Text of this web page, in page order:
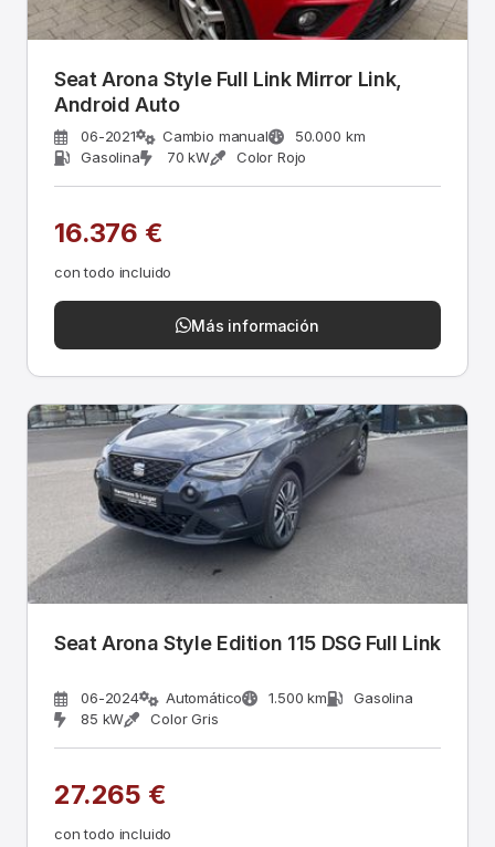
Seat Arona Style Full Link Mirror Link,
Android Auto
06-2021 Cambio manual
50.000 km
Gasolina
70 kW Color Rojo
16.376 €
con todo incluido
Más información
Seat Arona Style Edition 115 DSG Full Link
06-2024 Automático 1.500 km
Gasolina
85 kW
Color Gris
27.265 €
con todo incluido